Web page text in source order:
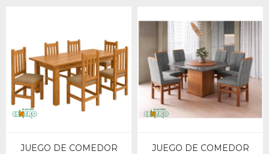
JUEGO DE COMEDOR
JUEGO DE COMEDOR